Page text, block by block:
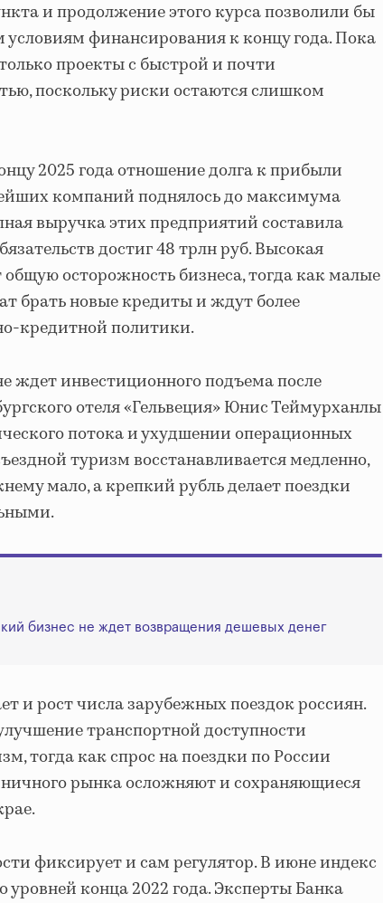
и продолжение этого курса позволили бы
финансирования к концу года. Пока
проекты с быстрой и почти
поскольку риски остаются слишком
2025 года отношение долга к прибыли
компаний поднялось до максимума
выручка этих предприятий составила
достиг 48 трлн руб. Высокая
общую осторожность бизнеса, тогда как малые
брать новые кредиты и ждут более
кредитной политики.
ждет инвестиционного подъема после
отеля «Гельвеция» Юнис Теймурханлы
потока и ухудшении операционных
туризм восстанавливается медленно,
мало, а крепкий рубль делает поездки
бизнес не ждет возвращения дешевых денег
и рост числа зарубежных поездок россиян.
транспортной доступности
тогда как спрос на поездки по России
рынка осложняют и сохраняющиеся
фиксирует и сам регулятор. В июне индекс
уровней конца 2022 года. Эксперты Банка